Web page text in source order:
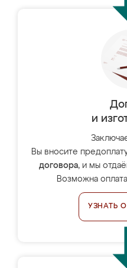
и
Вы вносите
договора, и мы
Возможна
УЗНАТЬ